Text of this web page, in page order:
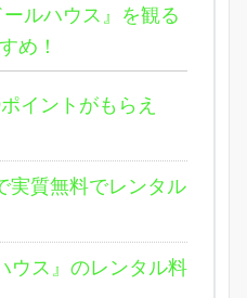
ルハウス』を観る
め！
イントがもらえ
実質無料でレンタル
ウス』のレンタル料